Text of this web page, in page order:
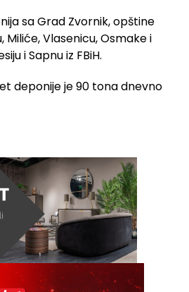
sa Grad Zvornik, opštine
Vlasenicu, Osmake i
i Sapnu iz FBiH.
deponije je 90 tona dnevno